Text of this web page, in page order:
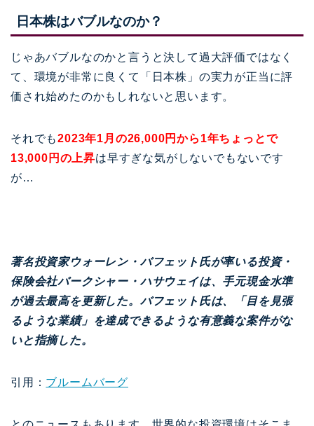
日本株はバブルなのか？
じゃあバブルなのかと言うと決して過大評価ではなく
て、環境が非常に良くて「日本株」の実力が正当に評
価され始めたのかもしれないと思います。
それでも2023年1月の26,000円から1年ちょっとで
13,000円の上昇は早すぎな気がしないでもないです
が…
著名投資家ウォーレン・バフェット氏が率いる投資・
保険会社バークシャー・ハサウェイは、手元現金水準
が過去最高を更新した。バフェット氏は、「目を見張
るような業績」を達成できるような有意義な案件がな
いと指摘した。
引用： ブルームバーグ